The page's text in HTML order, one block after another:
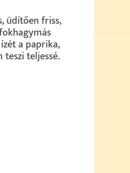
üdítően friss,
a paprika,
teljessé.